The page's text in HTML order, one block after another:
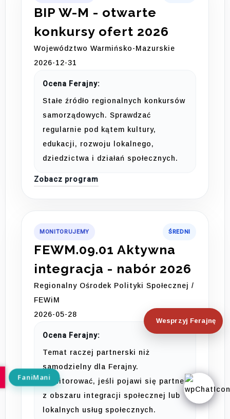
BIP W-M - otwarte
konkursy ofert 2026
Województwo Warmińsko-Mazurskie
2026-12-31
Ocena Ferajny:
Stałe źródło regionalnych konkursów
samorządowych. Sprawdzać
regularnie pod kątem kultury,
edukacji, rozwoju lokalnego,
dziedzictwa i działań społecznych.
Zobacz program
MONITORUJEMY ŚREDNI
FEWM.09.01 Aktywna
integracja - nabór 2026
Regionalny Ośrodek Polityki Społecznej /
FEWiM
2026-05-28
Ocena Ferajny:
Temat raczej partnerski niż
samodzielny dla Ferajny.
Monitorować, jeśli pojawi się partner
z obszaru integracji społecznej lub
lokalnych usług społecznych.
Wesprzyj Ferajnę